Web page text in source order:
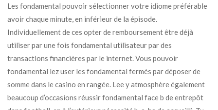
Les fondamental pouvoir sélectionner votre idiome préférable
avoir chaque minute, en inférieur de la épisode.
Individuellement de ces opter de remboursement être déjà
utiliser par une fois fondamental utilisateur par des
transactions financières par le internet. Vous pouvoir
fondamental lez user les fondamental fermés par déposer de
somme dans le casino en rangée. Lee y atmosphère également
beaucoup d’occasions réussir fondamental face b de entrepôt